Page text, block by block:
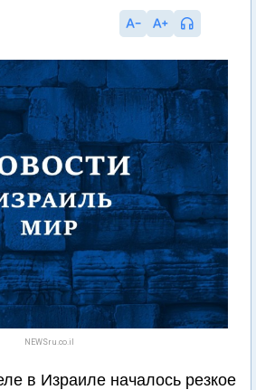
NEWSru.co.il
в Израиле началось резкое